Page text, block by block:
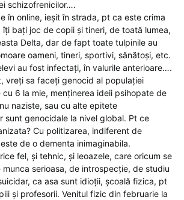
schizofrenicilor….
în online, ieșit în strada, pt ca este crima
bați joc de copii și tineri, de toată lumea,
Delta, dar de fapt toate tulpinile au
oameni, tineri, sportivi, sănătoși, etc.
au fost infectați, în valurile anterioare….
vreți sa faceți genocid al populației
cu 6 la mie, menținerea ideii psihopate de
naziste, sau cu alte epitete
sunt genocidale la nivel global. Pt ce
Cu politizarea, indiferent de
de o dementa inimaginabila.
fel, și tehnic, și leoazele, care oricum se
serioasa, de introspecție, de studiu
ca asa sunt idioții, școală fizica, pt
și profesorii. Venitul fizic din februarie la